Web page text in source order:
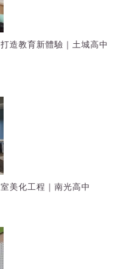
造教育新體驗｜土城高中
美化工程｜南光高中